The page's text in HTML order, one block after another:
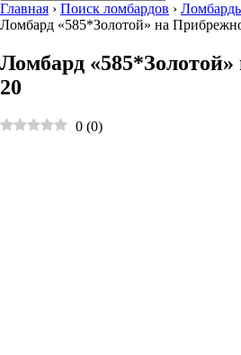
Главная › Поиск ломбардов ›
Ломбард «585*Золотой» на
Ломбард
20
0 (0)